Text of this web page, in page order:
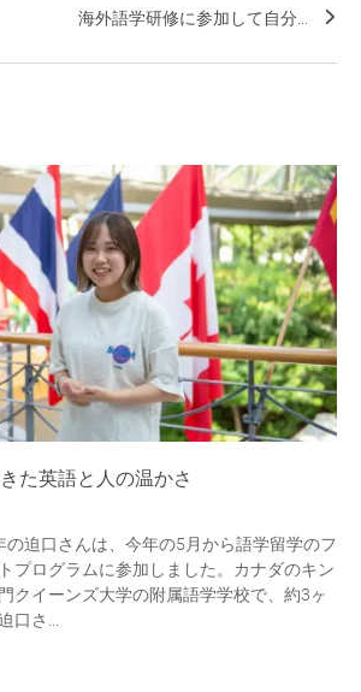
海外語学研修に参加して自分...
た英語と人の温かさ
の迫口さんは、今年の5月から語学留学のフ
プログラムに参加しました。カナダのキン
クイーンズ大学の附属語学学校で、約3ヶ
口さ...